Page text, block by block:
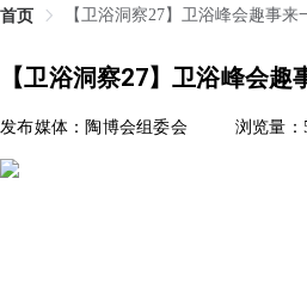
首页 【卫浴洞察27】卫浴峰会趣事来
【卫浴洞察27】卫浴峰会趣
发布媒体：陶博会组委会 浏览量：